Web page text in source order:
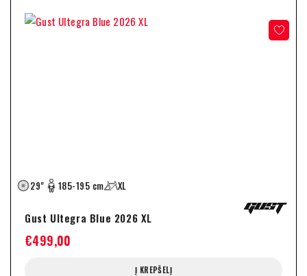
29" 185-195 cm XL
Gust Ultegra Blue 2026 XL
€499,00
Į KREPŠELĮ